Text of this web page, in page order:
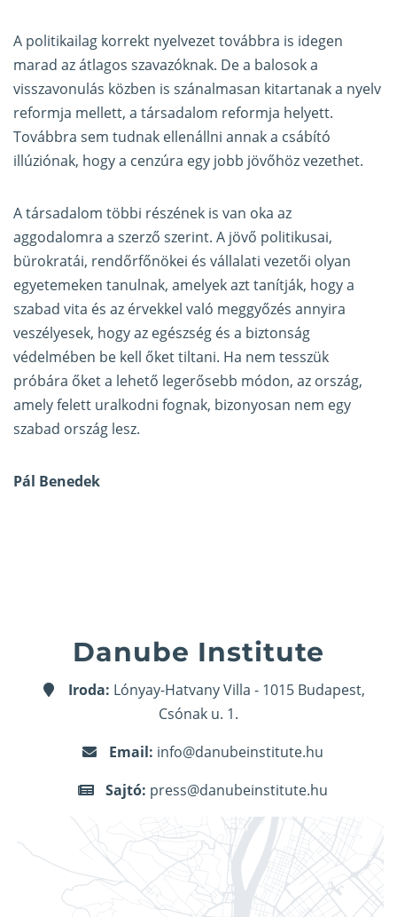
A politikailag korrekt nyelvezet továbbra is idegen
marad az átlagos szavazóknak. De a balosok a
visszavonulás közben is szánalmasan kitartanak a nyelv
reformja mellett, a társadalom reformja helyett.
Továbbra sem tudnak ellenállni annak a csábító
illúziónak, hogy a cenzúra egy jobb jövőhöz vezethet.
A társadalom többi részének is van oka az
aggodalomra a szerző szerint. A jövő politikusai,
bürokratái, rendőrfőnökei és vállalati vezetői olyan
egyetemeken tanulnak, amelyek azt tanítják, hogy a
szabad vita és az érvekkel való meggyőzés annyira
veszélyesek, hogy az egészség és a biztonság
védelmében be kell őket tiltani. Ha nem tesszük
próbára őket a lehető legerősebb módon, az ország,
amely felett uralkodni fognak, bizonyosan nem egy
szabad ország lesz.
Pál Benedek
Danube Institute
Iroda: Lónyay-Hatvany Villa - 1015 Budapest,
Csónak u. 1.
Email: info@danubeinstitute.hu
Sajtó: press@danubeinstitute.hu